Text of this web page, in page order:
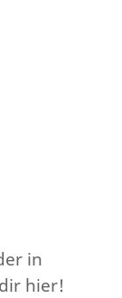
in
hier!